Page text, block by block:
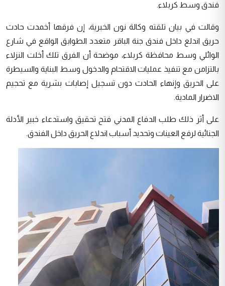
فندق وسط كربلاء.
وقالت في بيان تلقته وكالة نون الخبرية، إن فرقها أخمدت حادث
حريق اندلع داخل فندق جنة الباقر متعدد الطوابق الواقع في شارع
الوائلي وسط محافظة كربلاء، موضحة أن الفرق تلك أخلت النزلاء
بالتزامن مع تنفيذ عمليات الاقتحام والدخول وسط البناية والسيطرة
على الحريق وإنهاء الحادث دون تسجيل إصابات بشرية مع تحجيم
الاضرار المادية.
على أثر ذلك طلب الدفاع المدني فتح تحقيق واستدعاء خبير الأدلة
الجنائية لرفع العينات وتحديد أسباب اندلاع الحريق داخل الفندق.